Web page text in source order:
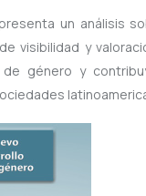
un análisis
visibilidad y
de género y